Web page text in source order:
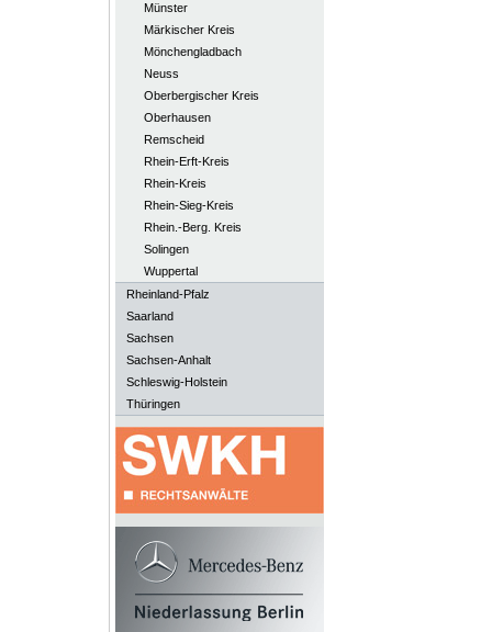
Münster
Märkischer Kreis
Mönchengladbach
Neuss
Oberbergischer Kreis
Oberhausen
Remscheid
Rhein-Erft-Kreis
Rhein-Kreis
Rhein-Sieg-Kreis
Rhein.-Berg. Kreis
Solingen
Wuppertal
Rheinland-Pfalz
Saarland
Sachsen
Sachsen-Anhalt
Schleswig-Holstein
Thüringen